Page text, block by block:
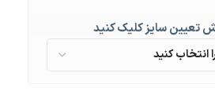
تعیین سایز کلیک کنید